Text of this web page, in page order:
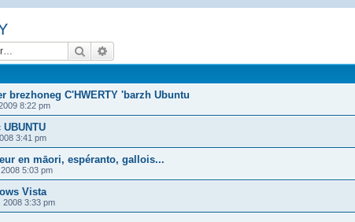
Rechercher
brezhoneg C'HWERTY 'barzh Ubuntu
8:22 pm
3:41 pm
en māori, espéranto, gallois...
5:03 pm
Vista
2008 3:33 pm